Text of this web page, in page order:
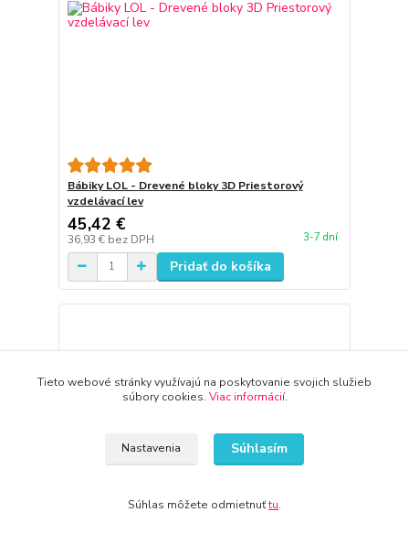
Bábiky LOL - Drevené bloky 3D Priestorový
vzdelávací lev
45,42 €
36,93 € bez DPH 3-7 dní
Pridať do košíka
Tieto webové stránky využívajú na poskytovanie svojich služieb
súbory cookies. Viac informácií.
Nastavenia Súhlasím
Súhlas môžete odmietnuťtu.